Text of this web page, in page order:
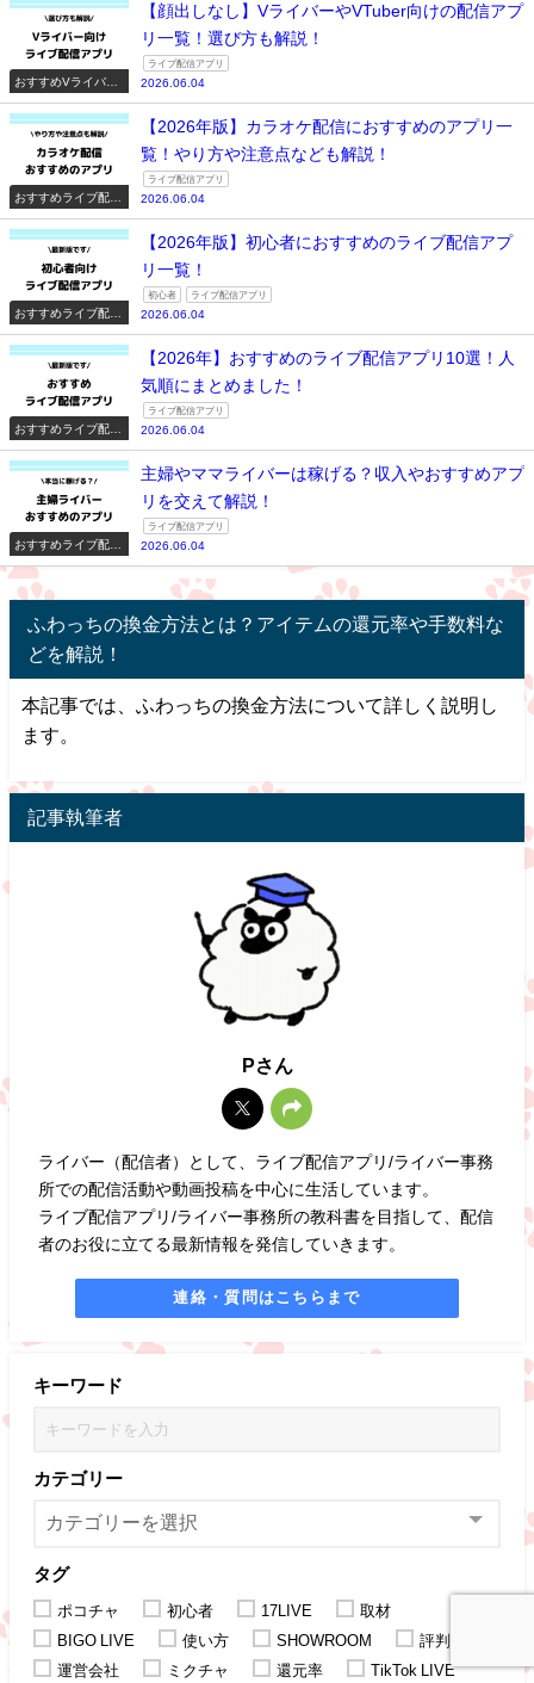
おすすめVライバー
【顔出しなし】VライバーやVTuber向けの配信アプ
リ一覧！選び方も解説！
ライブ配信アプリ
2026.06.04
おすすめライブ配信
【2026年版】カラオケ配信におすすめのアプリ一
覧！やり方や注意点なども解説！
ライブ配信アプリ
2026.06.04
おすすめライブ配信
【2026年版】初心者におすすめのライブ配信アプ
リ一覧！
初心者 ライブ配信アプリ
2026.06.04
おすすめライブ配信
【2026年】おすすめのライブ配信アプリ10選！人
気順にまとめました！
ライブ配信アプリ
2026.06.04
おすすめライブ配信
主婦やママライバーは稼げる？収入やおすすめアプ
リを交えて解説！
ライブ配信アプリ
2026.06.04
ふわっちの換金方法とは？アイテムの還元率や手数料な
どを解説！
本記事では、ふわっちの換金方法について詳しく説明し
ます。
記事執筆者
Pさん
ライバー（配信者）として、ライブ配信アプリ/ライバー事務
所での配信活動や動画投稿を中心に生活しています。
ライブ配信アプリ/ライバー事務所の教科書を目指して、配信
者のお役に立てる最新情報を発信していきます。
連絡・質問はこちらまで
キーワード
カテゴリー
タグ
ポコチャ 初心者 17LIVE
取材
BIGO LIVE
使い方 SHOWROOM
評判
運営会社
ミクチャ 還元率 TikTok LIVE